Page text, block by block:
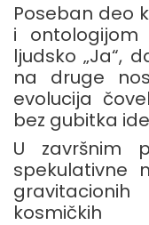
Poseban deo
i ontologijom
ljudsko „Ja“,
na druge
evolucija
bez gubitka
U završnim
spekulativne
gravitacionih
kosmičkih